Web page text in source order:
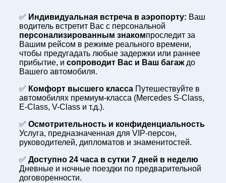
✅ Индивидуальная встреча в аэропорту: Ваш
водитель встретит Вас с персональной
персонализированным знакомпроследит за
Вашим рейсом в режиме реального времени,
чтобы предугадать любые задержки или раннее
прибытие, и сопроводит Вас и Ваш багаждо
Вашего автомобиля.
✅ Комфорт высшего класса Путешествуйте в
автомобилях премиум-класса (Mercedes S-Class,
E-Class, V-Class и т.д.).
✅ Осмотрительность и конфиденциальность
Услуга, предназначенная для VIP-персон,
руководителей, дипломатов и знаменитостей.
✅ Доступно 24 часа в сутки 7 дней в неделю
Дневные и ночные поездки по предварительной
договоренности.